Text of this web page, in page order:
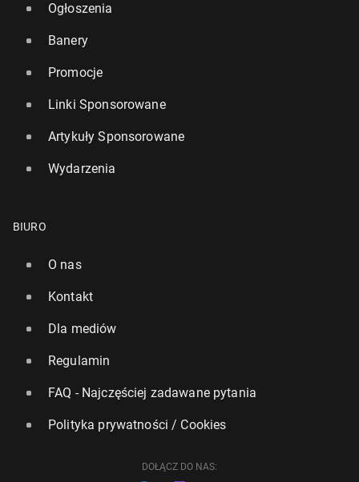
Ogłoszenia
Banery
Promocje
Linki Sponsorowane
Artykuły Sponsorowane
Wydarzenia
BIURO
O nas
Kontakt
Dla mediów
Regulamin
FAQ - Najczęściej zadawane pytania
Polityka prywatności / Cookies
DOŁĄCZ DO NAS: